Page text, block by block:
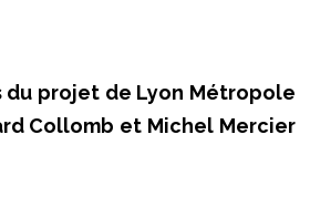
du projet de Lyon Métropole
Collomb et Michel Mercier